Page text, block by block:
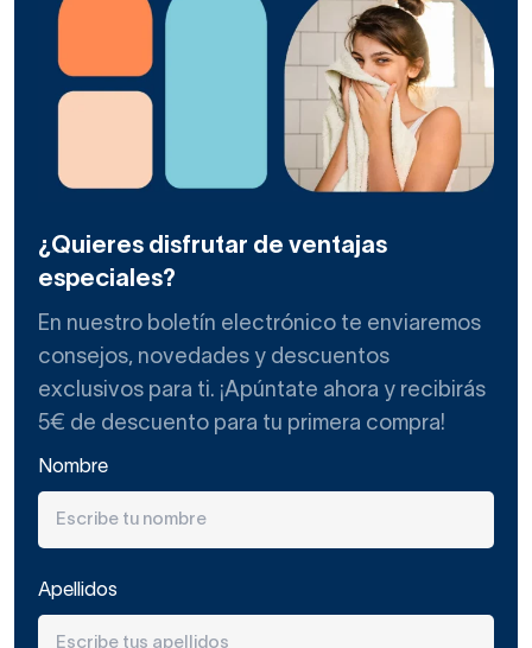
¿Quieres disfrutar de ventajas
especiales?
En nuestro boletín electrónico te enviaremos
consejos, novedades y descuentos
exclusivos para ti. ¡Apúntate ahora y recibirás
5€ de descuento para tu primera compra!
Nombre
Apellidos